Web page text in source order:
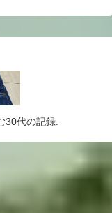
30代の記録.